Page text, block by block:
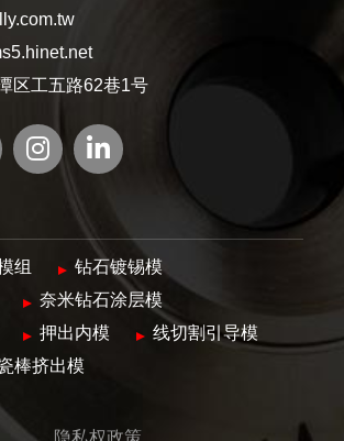
区工五路62巷1号
组
钻石镀锡模
奈米钻石涂层模
押出内模
线切割引导模
棒挤出模
隐私权政策